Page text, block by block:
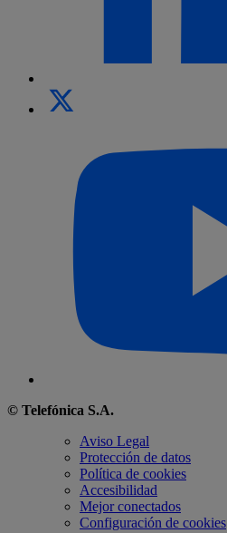
© Telefónica S.A.
Aviso Legal
Protección de datos
Política de cookies
Accesibilidad
Mejor conectados
Configuración de cookies